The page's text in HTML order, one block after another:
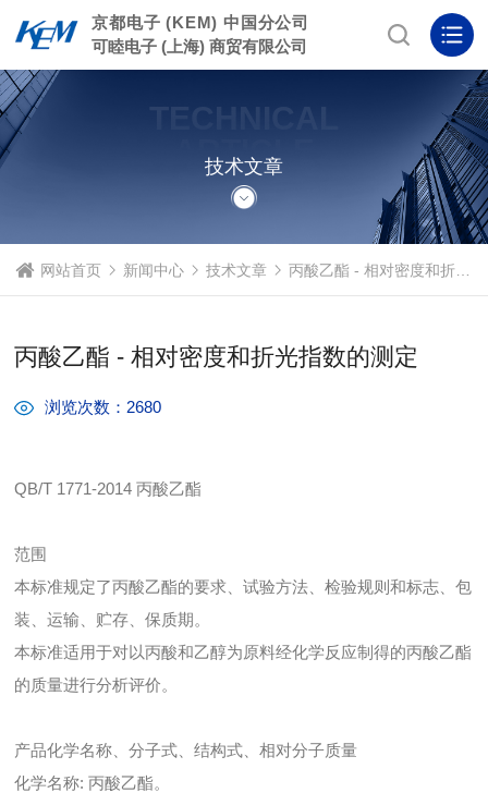
京都电子 (KEM) 中国分公司
可睦电子 (上海) 商贸有限公司
ARTICLE
技术文章
网站首页 新闻中心 技术文章 丙酸乙酯 - 相对密度和折光指数的测定
丙酸乙酯 - 相对密度和折光指数的测定
浏览次数：2680
QB/T 1771-2014 丙酸乙酯
范围
本标准规定了丙酸乙酯的要求、试验方法、检验规则和标志、包
装、运输、贮存、保质期。
本标准适用于对以丙酸和乙醇为原料经化学反应制得的丙酸乙酯
的质量进行分析评价。
产品化学名称、分子式、结构式、相对分子质量
化学名称: 丙酸乙酯。